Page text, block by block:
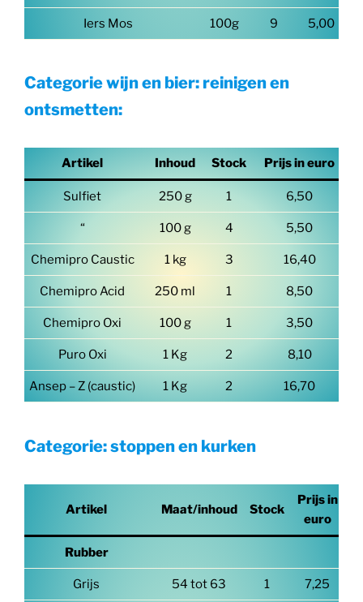
Iers Mos 100g 9 5,00
Categorie wijn en bier: reinigen en
ontsmetten:
Artikel Inhoud Stock Prijs in euro
Sulfiet 250 g 1 6,50
“ 100 g 4 5,50
Chemipro Caustic 1 kg 3 16,40
Chemipro Acid 250 ml 1 8,50
Chemipro Oxi 100 g 1 3,50
Puro Oxi 1 Kg 2 8,10
Ansep – Z (caustic) 1 Kg 2 16,70
Categorie: stoppen en kurken
Artikel Maat/inhoud Stock
Prijs in
euro
Rubber
Grijs 54 tot 63 1 7,25